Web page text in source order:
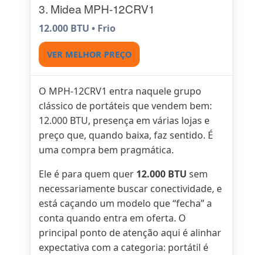
3. Midea MPH-12CRV1
12.000 BTU • Frio
VER MELHOR PREÇO
O MPH-12CRV1 entra naquele grupo
clássico de portáteis que vendem bem:
12.000 BTU, presença em várias lojas e
preço que, quando baixa, faz sentido. É
uma compra bem pragmática.
Ele é para quem quer 12.000 BTU sem
necessariamente buscar conectividade, e
está caçando um modelo que “fecha” a
conta quando entra em oferta. O
principal ponto de atenção aqui é alinhar
expectativa com a categoria: portátil é